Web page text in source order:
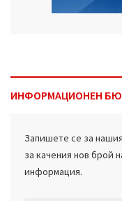
ИНФОРМАЦИОНЕН
Запишете се за
за качения нов брой
информация.